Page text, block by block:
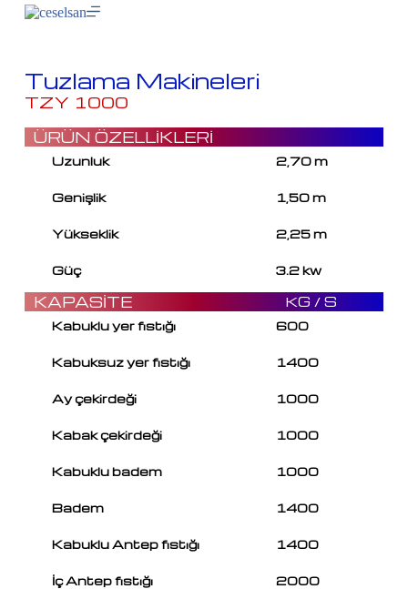
Tuzlama Makineleri
TZY 1000
ÜRÜN ÖZELLİKLERİ
Uzunluk 2,70 m
Genişlik 1,50 m
Yükseklik 2,25 m
Güç 3.2 kw
KAPASİTE KG / S
Kabuklu yer fıstığı 600
Kabuksuz yer fıstığı 1400
Ay çekirdeği 1000
Kabak çekirdeği 1000
Kabuklu badem 1000
Badem 1400
Kabuklu Antep fıstığı 1400
İç Antep fıstığı 2000